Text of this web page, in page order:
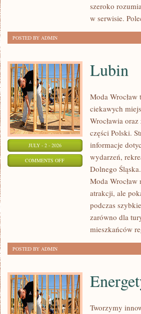
szeroko
w serwisie.
POSTED BY ADMIN
JULY - 2 - 2026
COMMENTS OFFON
Lubin
Moda
ciekawych
Wrocławia
części Polski.
informacje
wydarzeń,
Dolnego
Moda
atrakcji, ale
podczas
zarówno dla
mieszkańców
POSTED BY ADMIN
Tworzymy